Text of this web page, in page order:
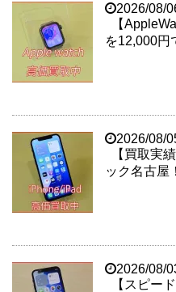
2026/08/
【
を12,000円
2026/08/
【買取実
ック名古屋
2026/08/
【スピー